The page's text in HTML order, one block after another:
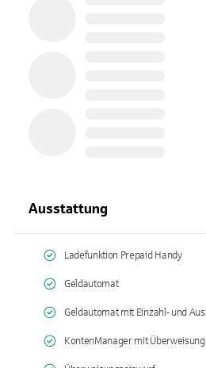
Ausstattung
Ladefunktion Prepaid Handy
Geldautomat
Geldautomat mit Einzahl- und
KontenManager mit